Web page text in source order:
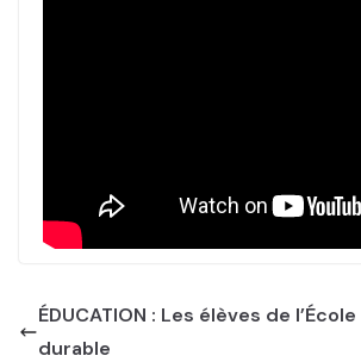
ÉDUCATION : Les élèves de
durable